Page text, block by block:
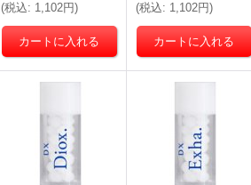
(税込: 1,102円)
(税込: 1,102円)